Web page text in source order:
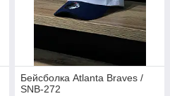
Бейсболка Atlanta Braves /
SNB-272